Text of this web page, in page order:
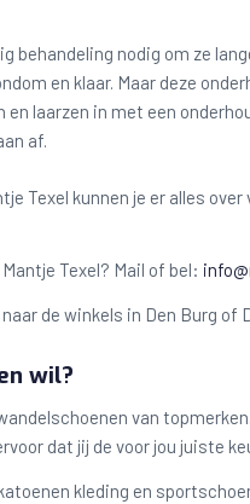
behandeling nodig om ze
en klaar. Maar deze
laarzen in met een
af.
Texel kunnen je er alles
Texel? Mail of bel:
de winkels in Den Burg of
wil?
van
dat jij de voor jou juiste
kleding en